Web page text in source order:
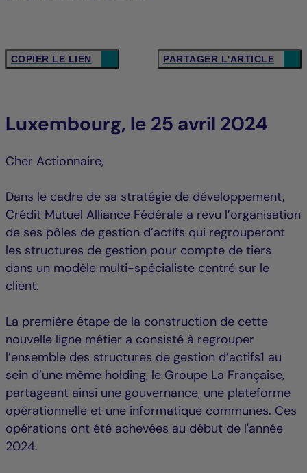
COPIER LE LIEN PARTAGER L'ARTICLE
Luxembourg, le 25 avril 2024
Cher Actionnaire,
Dans le cadre de sa stratégie de développement,
Crédit Mutuel Alliance Fédérale a revu l’organisation
de ses pôles de gestion d’actifs qui regrouperont
les structures de gestion pour compte de tiers
dans un modèle multi-spécialiste centré sur le
client.
La première étape de la construction de cette
nouvelle ligne métier a consisté à regrouper
l’ensemble des structures de gestion d’actifs1 au
sein d’une même holding, le Groupe La Française,
partageant ainsi une gouvernance, une plateforme
opérationnelle et une informatique communes. Ces
opérations ont été achevées au début de l'année
2024.